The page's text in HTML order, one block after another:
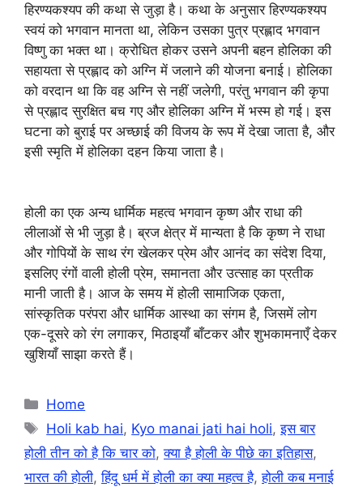
हिरण्यकश्यप की कथा से जुड़ा है। कथा के अनुसार हिरण्यकश्यप
स्वयं को भगवान मानता था, लेकिन उसका पुत्र प्रह्लाद भगवान
विष्णु का भक्त था। क्रोधित होकर उसने अपनी बहन होलिका की
सहायता से प्रह्लाद को अग्नि में जलाने की योजना बनाई। होलिका
को वरदान था कि वह अग्नि से नहीं जलेगी, परंतु भगवान की कृपा
से प्रह्लाद सुरक्षित बच गए और होलिका अग्नि में भस्म हो गई। इस
घटना को बुराई पर अच्छाई की विजय के रूप में देखा जाता है, और
इसी स्मृति में होलिका दहन किया जाता है।
होली का एक अन्य धार्मिक महत्व भगवान कृष्ण और राधा की
लीलाओं से भी जुड़ा है। ब्रज क्षेत्र में मान्यता है कि कृष्ण ने राधा
और गोपियों के साथ रंग खेलकर प्रेम और आनंद का संदेश दिया,
इसलिए रंगों वाली होली प्रेम, समानता और उत्साह का प्रतीक
मानी जाती है। आज के समय में होली सामाजिक एकता,
सांस्कृतिक परंपरा और धार्मिक आस्था का संगम है, जिसमें लोग
एक-दूसरे को रंग लगाकर, मिठाइयाँ बाँटकर और शुभकामनाएँ देकर
खुशियाँ साझा करते हैं।
Categories
Home
Tags
Holi kab hai, Kyo manai jati hai holi,इस बार
होली तीन को है कि चार को,क्या है होली के पीछे का इतिहास,
भारत की होली,हिंदू धर्म में होली का क्या महत्व है,होली कब मनाई